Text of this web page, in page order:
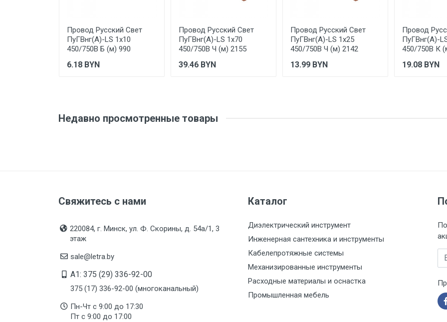
Класс проводника
5 - многопроволочная гибкая
Форма провода
круглый
Марка кабеля/провода
Срок годности
Указан на упаковке / в паспорте товара
соответствия
Товар соответствует требованиям технических регламентов
сертификата/декларации соответствия содержатся в
товару и предоставляются по запросу покупателя
Организация импортер
ООО "Летра", Беларусь, г. Минск, ул. Ф.Скорины, 54а/1, офис 34
Отправить отзыв
Провод Русский Свет
ПуГВнг(А)-LS 1х10
450/750В Б (м) 990
6.18 BYN
Провод Русский Свет
ПуГВнг(А)-LS 1х70
450/750В Ч (м) 2155
39.46 BYN
Провод Русский Свет
ПуГВнг(А)-LS 1х25
450/750В Ч (м) 2142
13.99 BYN
Провод
ПуГВнг(А)-
450/750В К
19.08 BYN
Недавно просмотренные товары
Свяжитесь с нами
220084, г. Минск, ул. Ф. Скорины, д. 54а/1, 3
этаж
sale@letra.by
A1: 375 (29) 336-92-00
375 (17) 336-92-00 (многоканальный)
Пн-Чт с 9:00 до 17:30
Пт с 9:00 до 17:00
Каталог
Диэлектрический инструмент
Инженерная сантехника и инструменты
Кабелепротяжные системы
Механизированные инструменты
Расходные материалы и оснастка
Промышленная мебель